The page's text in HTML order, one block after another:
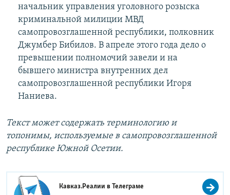
начальник управления уголовного розыска
криминальной милиции МВД
самопровозглашенной республики, полковник
Джумбер Бибилов. В апреле этого года дело о
превышении полномочий завели и на
бывшего министра внутренних дел
самопровозглашенной республики Игоря
Наниева.
Текст может содержать терминологию и
топонимы, используемые в самопровозглашенной
республике Южной Осетии.
Кавказ.Реалии вТелеграме